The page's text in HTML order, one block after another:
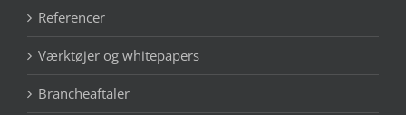
Referencer
Værktøjer og whitepapers
Brancheaftaler